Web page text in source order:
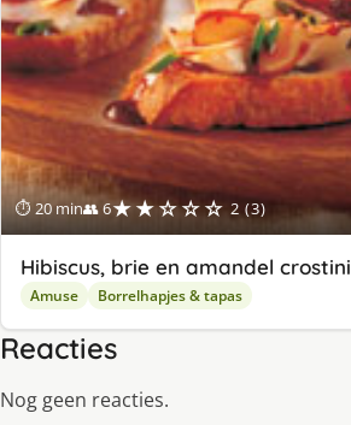
⏱ 20 min👥 6★★☆☆☆ 2 (3)
Hibiscus, brie en amandel crostini
Amuse Borrelhapjes & tapas
Reacties
Nog geen reacties.